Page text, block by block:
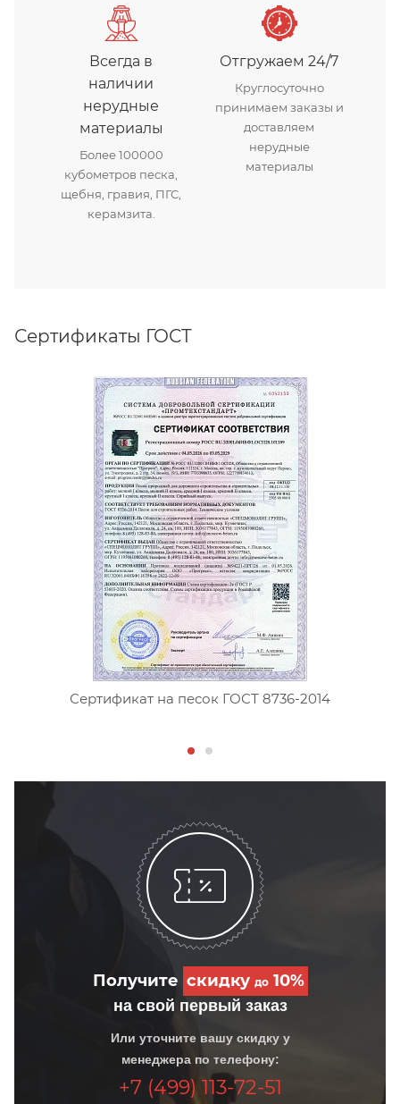
Всегда в
наличии
нерудные
материалы
Более 100000
кубометров песка,
щебня, гравия, ПГС,
керамзита.
Отгружаем 24/7
Круглосуточно
принимаем заказы и
доставляем
нерудные
материалы
Сертификаты ГОСТ
Сертификат на песок ГОСТ 8736-2014
Получите скидку до10%
на свой первый заказ
Или уточните вашу скидку у
менеджера по телефону:
+7 (499) 113-72-51